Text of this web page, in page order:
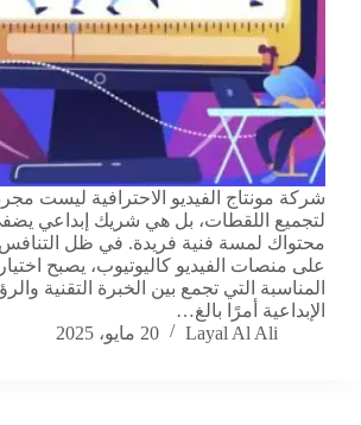
شركة مونتاج الفيديو الاحترافية ليست
لتجميع اللقطات، بل هي شريك إبداعي
محتواك لمسة فنية فريدة. في ظل التنافس
على منصات الفيديو كاليوتيوب، يصبح
المناسبة التي تجمع بين الخبرة التقنية
الإبداعية أمرًا بالغ…
Layal Al Ali
20 مايو، 2025